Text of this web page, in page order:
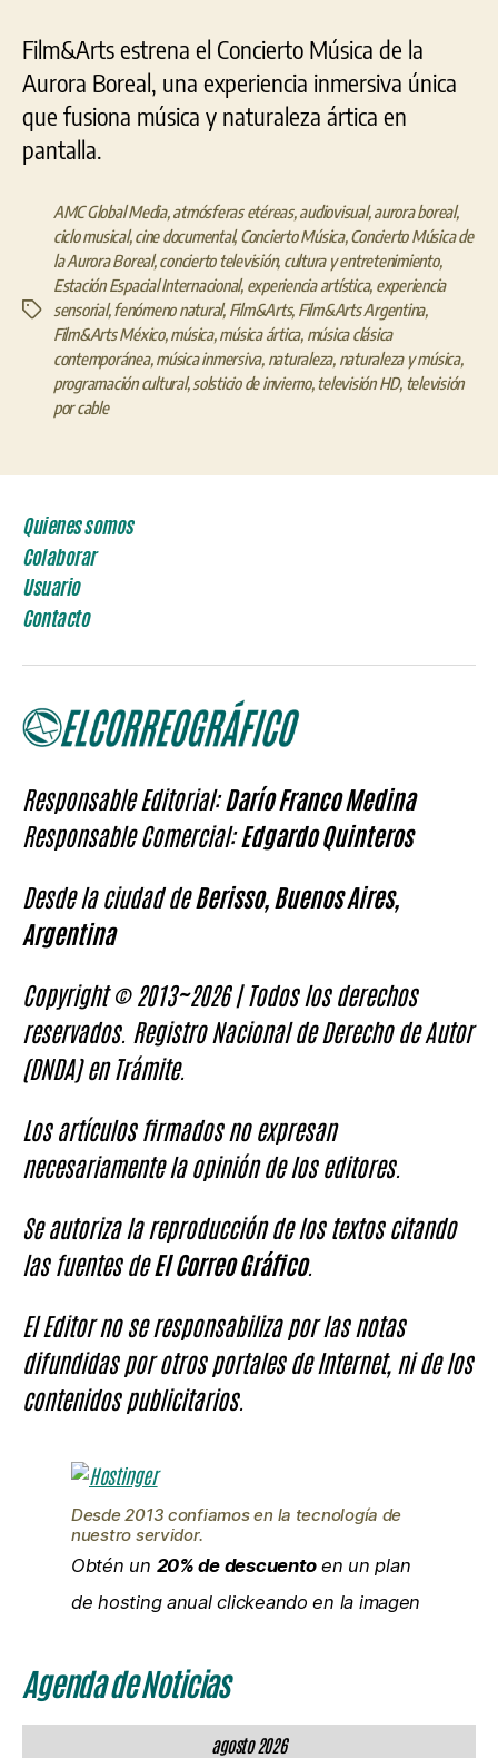
Film&Arts estrena el Concierto Música de la
Aurora Boreal, una experiencia inmersiva única
que fusiona música y naturaleza ártica en
pantalla.
Etiquetas
AMC Global Media, atmósferas etéreas, audiovisual,aurora boreal,
ciclo musical,cine documental,Concierto Música, Concierto Música de
la Aurora Boreal,concierto televisión, cultura y entretenimiento,
Estación Espacial Internacional, experiencia artística, experiencia
sensorial, fenómeno natural, Film&Arts, Film&Arts Argentina,
Film&Arts México, música, música ártica, música clásica
contemporánea, música inmersiva, naturaleza, naturaleza y música,
programación cultural,solsticio de invierno, televisión HD, televisión
por cable
Quienes somos
Colaborar
Usuario
Contacto
Responsable Editorial:Darío Franco Medina
Responsable Comercial:Edgardo Quinteros
Desde la ciudad deBerisso, Buenos Aires,
Argentina
Copyright © 2013~2026 | Todos los derechos
reservados. Registro Nacional de Derecho de Autor
(DNDA) en Trámite.
Los artículos firmados no expresan
necesariamente la opinión de los editores.
Se autoriza la reproducción de los textos citando
las fuentes deEl Correo Gráfico.
El Editor no se responsabiliza por las notas
difundidas por otros portales de Internet, ni de los
contenidos publicitarios.
Desde 2013 confiamos en la tecnología de
nuestro servidor.
Obtén un 20% de descuentoen un plan
de hosting anual clickeando en la imagen
Agenda de Noticias
agosto 2026